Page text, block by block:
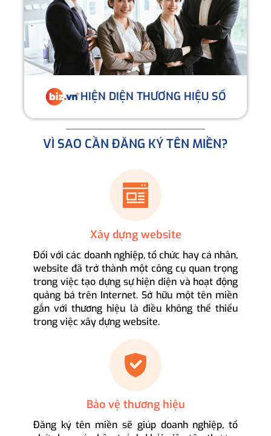
HIỆN DIỆN THƯƠNG HIỆU SỐ
VÌ SAO CẦN ĐĂNG KÝ TÊN MIỀN?
Xây dựng website
Đối với các doanh nghiệp, tổ chức hay cá nhân,
website đã trở thành một công cụ quan trọng
trong việc tạo dựng sự hiện diện và hoạt động
quảng bá trên Internet. Sở hữu một tên miền
gắn với thương hiệu là điều không thể thiếu
trong việc xây dựng website.
Bảo vệ thương hiệu
Đăng ký tên miền sẽ giúp doanh nghiệp, tổ